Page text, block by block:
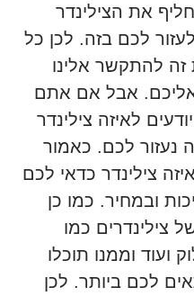
את הצילינדר
לכם בזה. לכן כל
להתקשר אלינו
אליכם. אבל אם אתם
לאיזה צילינדר
נעזור לכם. כאמור
צילינדר כדאי לכם
ובמחיר. כמו כן
צילינדרים כמו
ועוד וממנו תוכלו
לכם ביותר. לכן